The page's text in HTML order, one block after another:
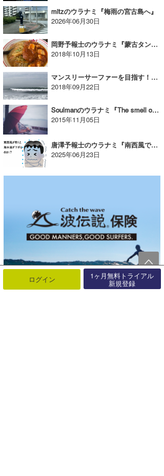
mitzのウラナミ『梅雨の宮古島へ』
2026年06月30日
岡野予報士のウラナミ『蒙古タンメン』
2018年10月13日
マンスリーサーファーを目指す！｜YUKI☆のウラナミ
2018年09月22日
Soulmanのウラナミ『The smell of rain(雨の匂い)』
2015年11月05日
唐澤予報士のウラナミ『南西風で千葉の海水温が下がる理由』
2025年06月23日
ログイン 1ヶ月無料トライアル
新規登録